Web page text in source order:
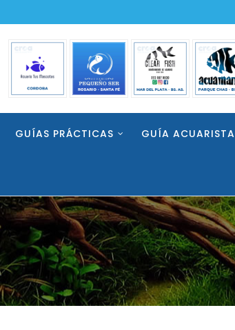
GUÍAS PRÁCTICAS GUÍA ACUARISTA